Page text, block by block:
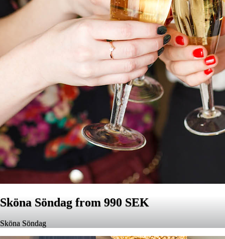
Sköna Söndag from 990 SEK
Sköna Söndag